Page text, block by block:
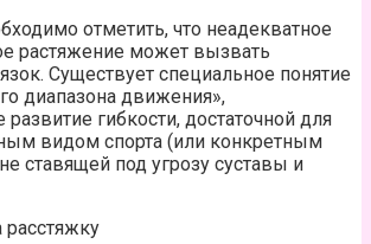
отметить, что неадекватное
растяжение может вызвать
Существует специальное понятие
диапазона движения»,
гибкости, достаточной для
видом спорта (или конкретным
ставящей под угрозу суставы и